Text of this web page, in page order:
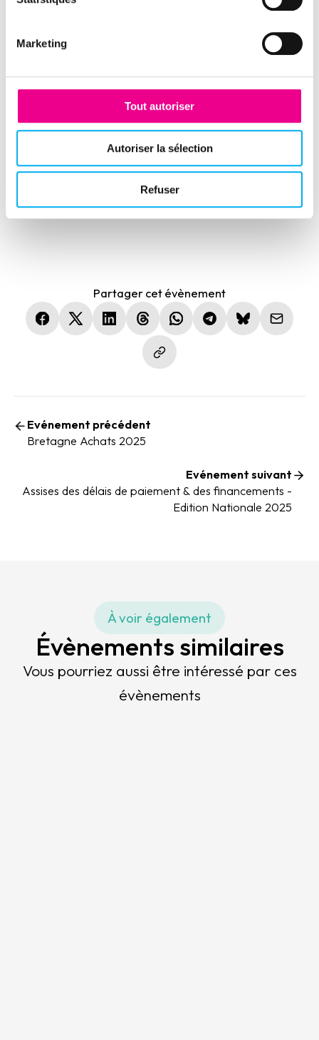
Marketing
Tout autoriser
Autoriser la sélection
Refuser
Stephane Bauchet
Ellisphere
Spécialiste des partenariats B2B, Stéphane
accompagne les éditeurs et leurs clients dans
Partager cet évènement
(nouvelle fenêtre)
(nouvelle fenêtre)
(nouvelle fenêtre)
(nouvelle fenêtre)
(nouvelle fenêtre)
(nouvelle fenêtre)
(nouvelle
Evénement précédent
Bretagne Achats 2025
Evénement suivant
Assises des délais de paiement & des financements -
Edition Nationale 2025
À voir également
Évènements similaires
Vous pourriez aussi être intéressé par ces
évènements